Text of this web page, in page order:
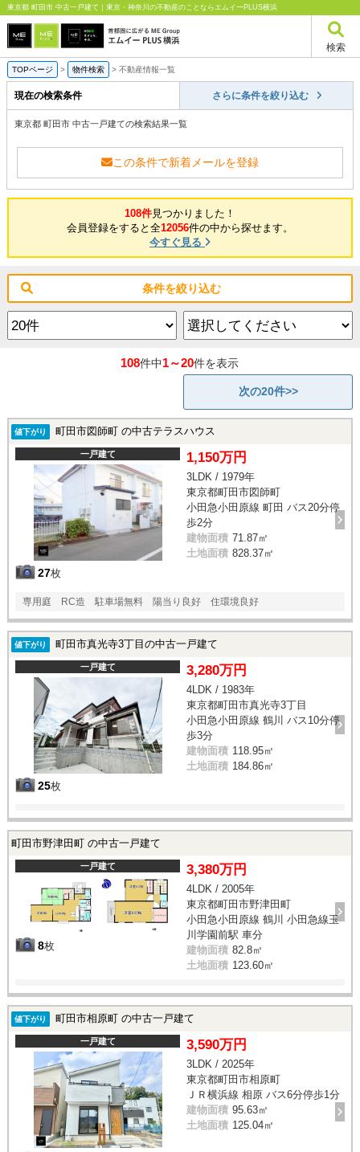
東京都 町田市 中古一戸建て｜東京・神奈川の不動産のことならエムイーPLUS横浜
検索
TOPページ > 物件検索 > 不動産情報一覧
現在の検索条件 さらに条件を絞り込む
東京都 町田市 中古一戸建ての検索結果一覧
この条件で新着メールを登録
108件見つかりました！
会員登録をすると全12056件の中から探せます。
今すぐ見る
条件を絞り込む
108件中1～20件を表示
次の20件>>
値下がり 町田市図師町 の中古テラスハウス
一戸建て
27枚
1,150万円
3LDK / 1979年
東京都町田市図師町
小田急小田原線 町田 バス20分停
歩2分
建物面積 71.87㎡
土地面積 828.37㎡
専用庭 RC造 駐車場無料 陽当り良好 住環境良好
値下がり 町田市真光寺3丁目の中古一戸建て
一戸建て
25枚
3,280万円
4LDK / 1983年
東京都町田市真光寺3丁目
小田急小田原線 鶴川 バス10分停
歩3分
建物面積 118.95㎡
土地面積 184.86㎡
町田市野津田町 の中古一戸建て
一戸建て
8枚
3,380万円
4LDK / 2005年
東京都町田市野津田町
小田急小田原線 鶴川 小田急線玉
川学園前駅 車分
建物面積 82.8㎡
土地面積 123.60㎡
値下がり 町田市相原町 の中古一戸建て
一戸建て 3,590万円
3LDK / 2025年
東京都町田市相原町
ＪＲ横浜線 相原 バス6分停歩1分
建物面積 95.63㎡
土地面積 125.04㎡